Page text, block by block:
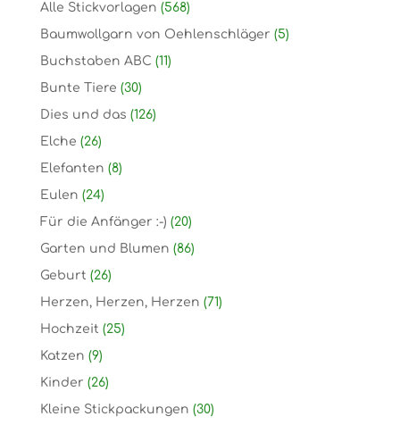
Alle Stickvorlagen (568)
Baumwollgarn von Oehlenschläger (5)
Buchstaben ABC (11)
Bunte Tiere (30)
Dies und das (126)
Elche (26)
Elefanten (8)
Eulen (24)
Für die Anfänger :-) (20)
Garten und Blumen (86)
Geburt (26)
Herzen, Herzen, Herzen (71)
Hochzeit (25)
Katzen (9)
Kinder (26)
Kleine Stickpackungen (30)